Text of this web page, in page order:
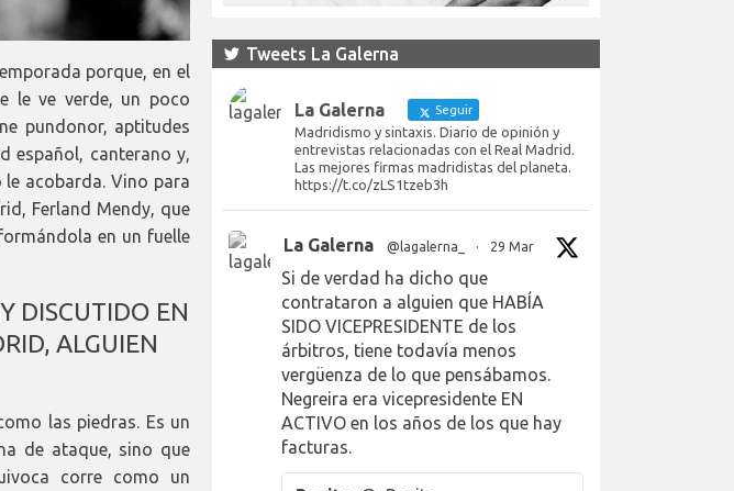
porque, en el
le ve verde, un poco
pundonor, aptitudes
español, canterano y,
acobarda. Vino para
Ferland Mendy, que
en un fuelle
DISCUTIDO EN
ALGUIEN
las piedras. Es un
de ataque, sino que
corre como un
Tweets La Galerna
La Galerna Seguir
Madridismo y sintaxis. Diario de opinión y
entrevistas relacionadas con el Real Madrid.
Las mejores firmas madridistas del planeta.
https://t.co/zLS1tzeb3h
La Galerna @lagalerna_ · 29 Mar
Si de verdad ha dicho que
contrataron a alguien que HABÍA
SIDO VICEPRESIDENTE de los
árbitros, tiene todavía menos
vergüenza de lo que pensábamos.
Negreira era vicepresidente EN
ACTIVO en los años de los que hay
facturas.